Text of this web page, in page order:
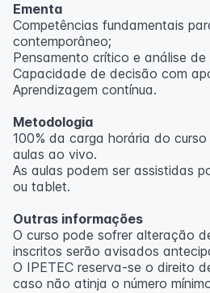
Ementa
Competências fundamentais
contemporâneo;
Pensamento crítico e análise de
Capacidade de decisão com
Aprendizagem contínua.
Metodologia
100% da carga horária do
aulas ao vivo.
As aulas podem ser assistidas
ou tablet.
Outras informações
O curso pode sofrer alteração
inscritos serão avisados
O IPETEC reserva-se o direito
caso não atinja o número